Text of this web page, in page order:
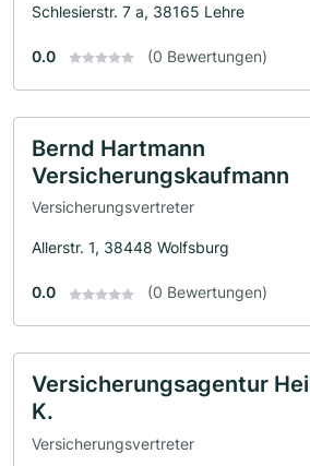
Schlesierstr. 7 a, 38165 Lehre
0.0 (0 Bewertungen)
Bernd Hartmann
Versicherungskaufmann
Versicherungsvertreter
Allerstr. 1, 38448 Wolfsburg
0.0 (0 Bewertungen)
Versicherungsagentur
K.
Versicherungsvertreter